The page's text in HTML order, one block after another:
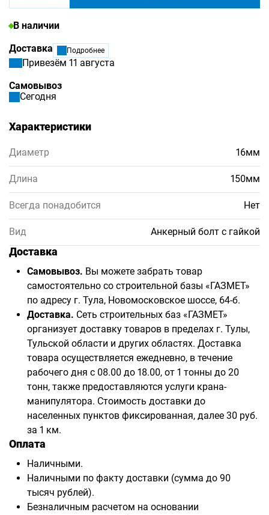
В наличии
Доставка
Подробнее
Привезём 11 августа
Самовывоз
Сегодня
Характеристики
Диаметр 16мм
Длина 150мм
Всегда понадобится Нет
Вид Анкерный болт с гайкой
Доставка
Самовывоз. Вы можете забрать товар
самостоятельно со строительной базы «ГАЗМЕТ»
по адресу г. Тула, Новомосковское шоссе, 64-б.
Доставка. Сеть строительных баз «ГАЗМЕТ»
организует доставку товаров в пределах г. Тулы,
Тульской области и других областях. Доставка
товара осуществляется ежедневно, в течение
рабочего дня с 08.00 до 18.00, от 1 тонны до 20
тонн, также предоставляются услуги крана-
манипулятора. Стоимость доставки до
населенных пунктов фиксированная, далее 30 руб.
за 1 км.
Оплата
Наличными.
Наличными по факту доставки (сумма до 90
тысяч рублей).
Безналичным расчетом на основании